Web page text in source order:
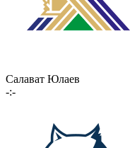
Салават Юлаев
-:-